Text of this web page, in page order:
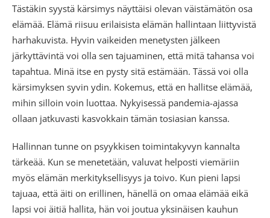
Tästäkin syystä kärsimys näyttäisi olevan väistämätön osa
elämää. Elämä riisuu erilaisista elämän hallintaan liittyvistä
harhakuvista. Hyvin vaikeiden menetysten jälkeen
järkyttävintä voi olla sen tajuaminen, että mitä tahansa voi
tapahtua. Minä itse en pysty sitä estämään. Tässä voi olla
kärsimyksen syvin ydin. Kokemus, että en hallitse elämää,
mihin silloin voin luottaa. Nykyisessä pandemia-ajassa
ollaan jatkuvasti kasvokkain tämän tosiasian kanssa.
Hallinnan tunne on psyykkisen toimintakyvyn kannalta
tärkeää. Kun se menetetään, valuvat helposti viemäriin
myös elämän merkityksellisyys ja toivo. Kun pieni lapsi
tajuaa, että äiti on erillinen, hänellä on omaa elämää eikä
lapsi voi äitiä hallita, hän voi joutua yksinäisen kauhun